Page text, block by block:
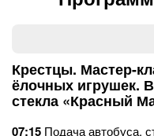
Крестцы. Мастер-
ёлочных игрушек.
стекла «Красный
07:15 Подача автобуса.